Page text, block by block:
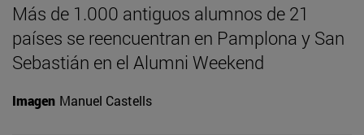
Más de 1.000 antiguos alumnos de 21
países se reencuentran en Pamplona y San
Sebastián en el Alumni Weekend
Imagen Manuel Castells